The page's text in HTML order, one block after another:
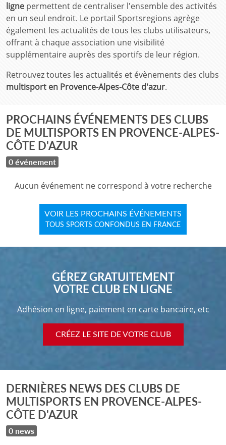
ligne permettent de centraliser l'ensemble des activités
en un seul endroit. Le portail Sportsregions agrège
également les actualités de tous les clubs utilisateurs,
offrant à chaque association une visibilité
supplémentaire auprès des sportifs de leur région.
Retrouvez toutes les actualités et évènements des clubs
multisport en Provence-Alpes-Côte d'azur.
PROCHAINS ÉVÉNEMENTS DES CLUBS
DE MULTISPORTS EN PROVENCE-ALPES-
CÔTE D'AZUR
0 événement
Aucun événement ne correspond à votre recherche
VOIR LES PROCHAINS ÉVÉNEMENTS
TOUS SPORTS CONFONDUS EN FRANCE
GÉREZ GRATUITEMENT
VOTRE CLUB EN LIGNE
Adhésion en ligne, paiement en carte bancaire, etc
CRÉEZ LE SITE DE VOTRE CLUB
DERNIÈRES NEWS DES CLUBS DE
MULTISPORTS EN PROVENCE-ALPES-
CÔTE D'AZUR
0 news